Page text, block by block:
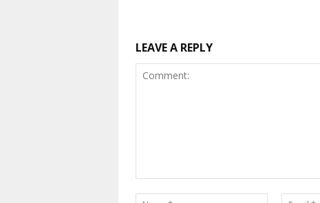
LEAVE A REPLY
Name:*